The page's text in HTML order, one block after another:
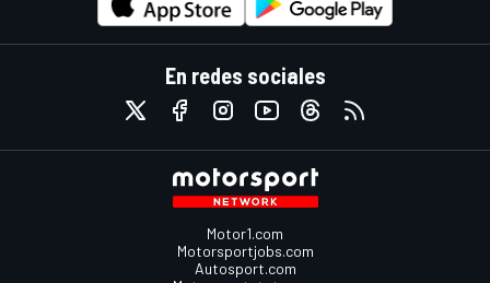
En redes sociales
Motor1.com
Motorsportjobs.com
Autosport.com